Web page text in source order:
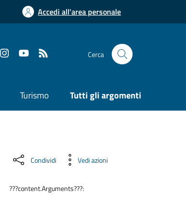
Accedi all'area personale
Cerca
Turismo Tutti gli argomenti
Condividi Vedi azioni
???content.Arguments???: